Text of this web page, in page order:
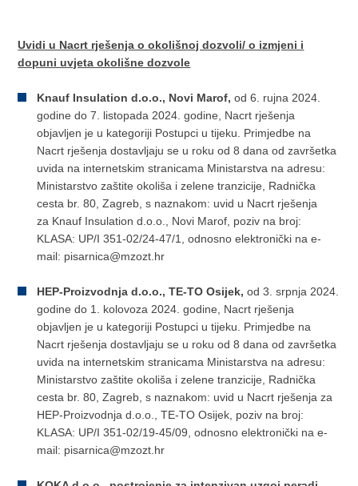
Uvidi u Nacrt rješenja o okolišnoj dozvoli/ o izmjeni i
dopuni uvjeta okolišne dozvole
Knauf Insulation d.o.o., Novi Marof, od 6. rujna 2024.
godine do 7. listopada 2024. godine, Nacrt rješenja
objavljen je u kategoriji Postupci u tijeku. Primjedbe na
Nacrt rješenja dostavljaju se u roku od 8 dana od završetka
uvida na internetskim stranicama Ministarstva na adresu:
Ministarstvo zaštite okoliša i zelene tranzicije, Radnička
cesta br. 80, Zagreb, s naznakom: uvid u Nacrt rješenja
za Knauf Insulation d.o.o., Novi Marof, poziv na broj:
KLASA: UP/I 351-02/24-47/1, odnosno elektronički na e-
mail: pisarnica@mzozt.hr
HEP-Proizvodnja d.o.o., TE-TO Osijek, od 3. srpnja 2024.
godine do 1. kolovoza 2024. godine, Nacrt rješenja
objavljen je u kategoriji Postupci u tijeku. Primjedbe na
Nacrt rješenja dostavljaju se u roku od 8 dana od završetka
uvida na internetskim stranicama Ministarstva na adresu:
Ministarstvo zaštite okoliša i zelene tranzicije, Radnička
cesta br. 80, Zagreb, s naznakom: uvid u Nacrt rješenja za
HEP-Proizvodnja d.o.o., TE-TO Osijek, poziv na broj:
KLASA: UP/I 351-02/19-45/09, odnosno elektronički na e-
mail: pisarnica@mzozt.hr